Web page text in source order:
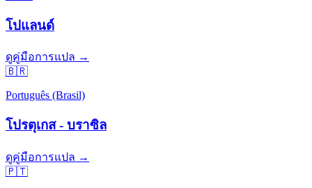
โปแลนด์
ดูคู่มือการแปล →
🇧🇷
Português (Brasil)
โปรตุเกส - บราซิล
ดูคู่มือการแปล →
🇵🇹